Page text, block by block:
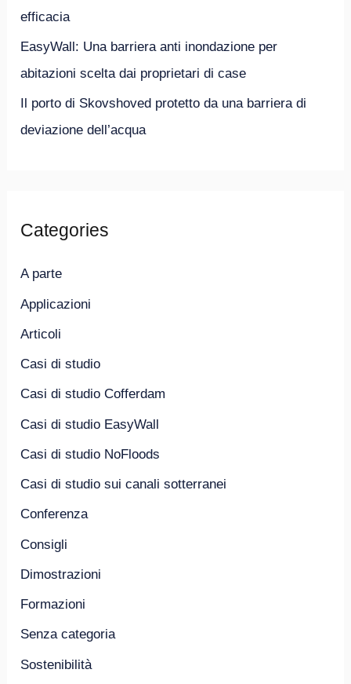
efficacia
EasyWall: Una barriera anti inondazione per
abitazioni scelta dai proprietari di case
Il porto di Skovshoved protetto da una barriera di
deviazione dell’acqua
Categories
A parte
Applicazioni
Articoli
Casi di studio
Casi di studio Cofferdam
Casi di studio EasyWall
Casi di studio NoFloods
Casi di studio sui canali sotterranei
Conferenza
Consigli
Dimostrazioni
Formazioni
Senza categoria
Sostenibilità